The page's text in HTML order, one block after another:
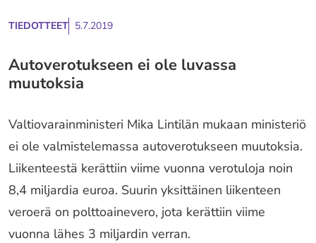
TIEDOTTEET 5.7.2019
Autoverotukseen ei ole luvassa
muutoksia
Valtiovarainministeri Mika Lintilän mukaan ministeriö
ei ole valmistelemassa autoverotukseen muutoksia.
Liikenteestä kerättiin viime vuonna verotuloja noin
8,4 miljardia euroa. Suurin yksittäinen liikenteen
veroerä on polttoainevero, jota kerättiin viime
vuonna lähes 3 miljardin verran.